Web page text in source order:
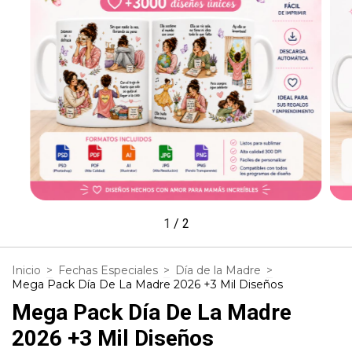
1 / 2
Inicio > Fechas Especiales > Día de la Madre >
Mega Pack Día De La Madre 2026 +3 Mil Diseños
Mega Pack Día De La Madre
2026 +3 Mil Diseños